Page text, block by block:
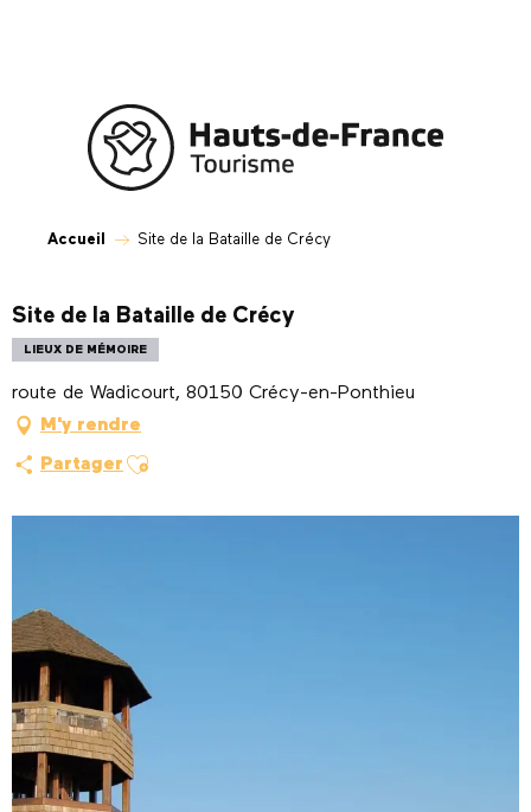
Accueil Site de la Bataille de Crécy
Site de la Bataille de Crécy
LIEUX DE MÉMOIRE
route de Wadicourt, 80150 Crécy-en-Ponthieu
M'y rendre
Partager Ajouter aux favoris